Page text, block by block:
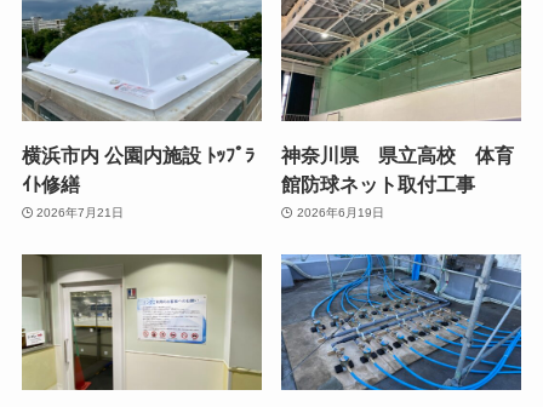
横浜市内 公園内施設 ﾄｯﾌﾟﾗ
ｲﾄ修繕
2026年7月21日
神奈川県 県立高校 体育
館防球ネット取付工事
2026年6月19日